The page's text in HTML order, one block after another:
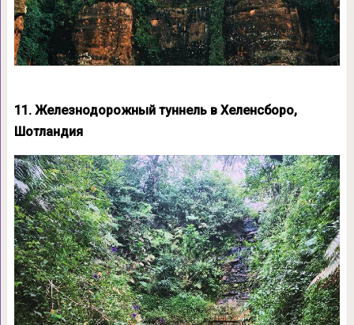
11. Железнодорожный туннель в Хеленсборо,
Шотландия